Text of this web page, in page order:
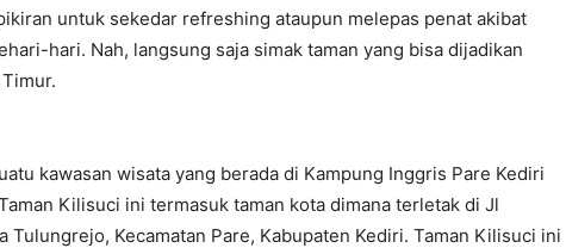
untuk sekedar refreshing ataupun melepas penat akibat
hari. Nah, langsung saja simak taman yang bisa dijadikan
kawasan wisata yang berada di Kampung Inggris Pare Kediri
Kilisuci ini termasuk taman kota dimana terletak di Jl
Tulungrejo, Kecamatan Pare, Kabupaten Kediri. Taman Kilisuci ini